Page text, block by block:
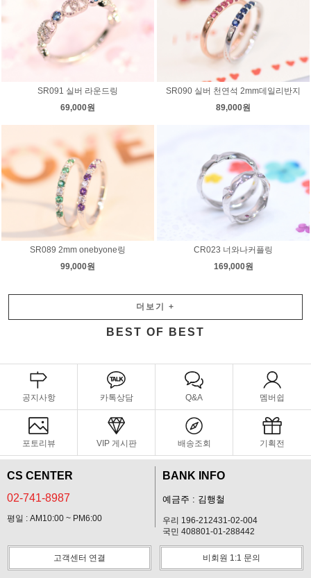
SR091 실버 라운드링
69,000원
SR090 실버 천연석 2mm데일리반지
89,000원
SR089 2mm onebyone링
99,000원
CR023 너와나커플링
169,000원
더보기 +
BEST OF BEST
공지사항 카톡상담 Q&A 멤버쉽
포토리뷰 VIP 게시판 배송조회 기획전
CS CENTER
02-741-8987
평일 : AM10:00 ~ PM6:00
BANK INFO
예금주 : 김행철
우리 196-212431-02-004
국민 408801-01-288442
고객센터 연결 비회원 1:1 문의